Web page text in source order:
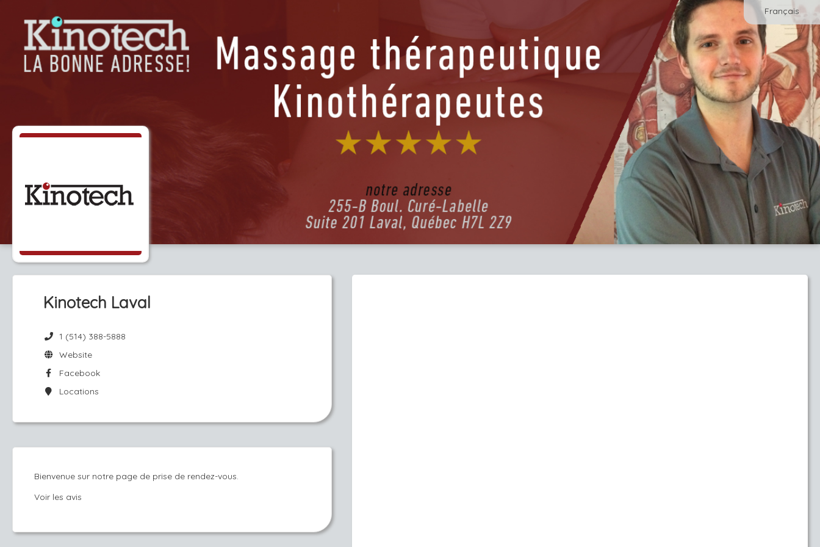
Français
Kinotech Laval
1 (514) 388-5888
Website
Facebook
Locations
Bienvenue sur notre page de prise de rendez-vous.
Voir les avis